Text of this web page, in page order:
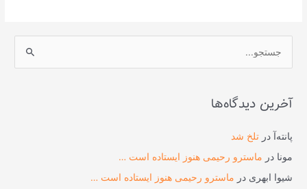
ج
ا
آخرین دیدگاه‌ها
پانته‌آدرتلخ شد
مونا در ماسترو رحیمی هنوز ایستاده است …
شیوا ابهری در ماسترو رحیمی هنوز ایستاده است …